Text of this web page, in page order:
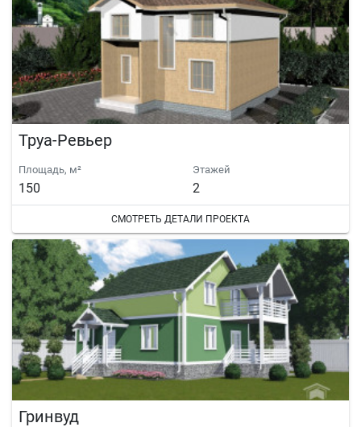
Труа-Ревьер
Площадь, м²
150
Этажей
2
СМОТРЕТЬ ДЕТАЛИ ПРОЕКТА
Гринвуд